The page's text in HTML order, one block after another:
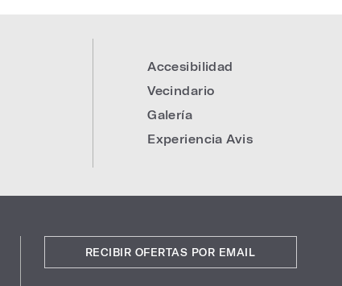
Accesibilidad
Vecindario
Galería
Experiencia Avis
RECIBIR OFERTAS POR EMAIL